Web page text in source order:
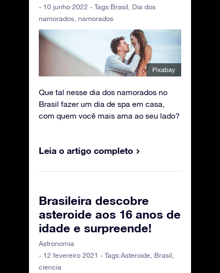
- 10 junho 2022 - Tags:Brasil Dia dos
namorados namorados
Pixabay
Que tal nesse dia dos namorados no
Brasil fazer um dia de spa em casa,
com quem você mais ama ao seu lado?
Leia o artigo completo
Brasileira descobre
asteroide aos 16 anos de
idade e surpreende!
Astronomia
- 12 fevereiro 2021 - Tags:Asteroide Brasil
ciencia